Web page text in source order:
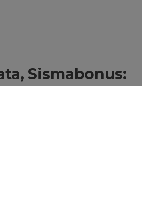
Sismabonus:
per 2,9